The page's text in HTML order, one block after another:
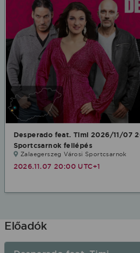
Desperado feat. Timi 2026/11/07
Sportcsarnok fellépés
Zalaegerszeg Városi Sportcsarnok
2026.11.07 20:00 UTC+1
Előadók